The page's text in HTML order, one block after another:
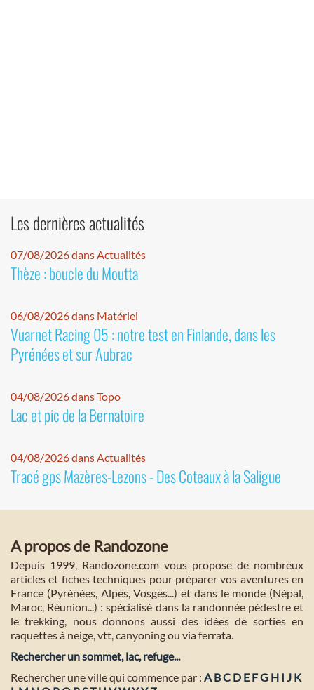
Les dernières actualités
07/08/2026 dans Actualités
Thèze : boucle du Moutta
06/08/2026 dans Matériel
Vuarnet Racing 05 : notre test en Finlande, dans les
Pyrénées et sur Aubrac
04/08/2026 dans Topo
Lac et pic de la Bernatoire
04/08/2026 dans Actualités
Tracé gps Mazères-Lezons - Des Coteaux à la Saligue
A propos de Randozone
Depuis 1999, Randozone.com vous propose de nombreux
articles et fiches techniques pour préparer vos aventures en
France (Pyrénées, Alpes, Vosges...) et dans le monde (Népal,
Maroc, Réunion...) : spécialisé dans la randonnée pédestre et
le trekking, nous donnons aussi des idées de sorties en
raquettes à neige, vtt, canyoning ou via ferrata.
Rechercher un sommet, lac, refuge...
Rechercher une ville qui commence par : A BC D E FG H I J K